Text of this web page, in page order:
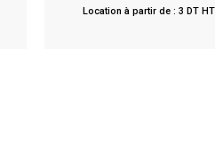
5
Location à partir de : 3 DT